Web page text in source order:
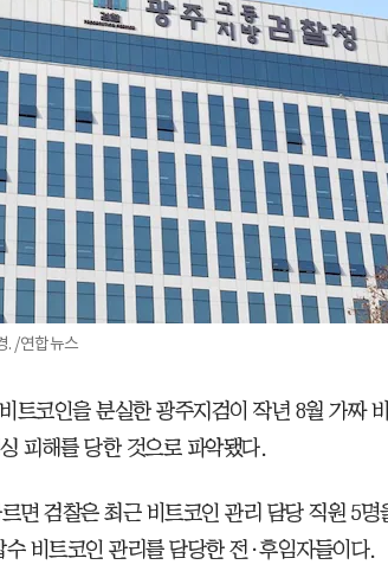
. /연합뉴스
트코인을 분실한 광주지검이 작년 8월 가짜
피해를 당한 것으로 파악됐다.
면 검찰은 최근 비트코인 관리 담당 직원 5명
비트코인 관리를 담당한 전·후임자들이다.